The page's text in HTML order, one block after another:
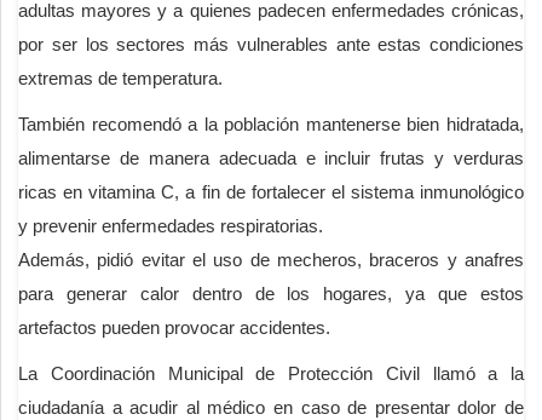
adultas mayores y a quienes padecen enfermedades crónicas,
por ser los sectores más vulnerables ante estas condiciones
extremas de temperatura.
También recomendó a la población mantenerse bien hidratada,
alimentarse de manera adecuada e incluir frutas y verduras
ricas en vitamina C, a fin de fortalecer el sistema inmunológico
y prevenir enfermedades respiratorias.
Además, pidió evitar el uso de mecheros, braceros y anafres
para generar calor dentro de los hogares, ya que estos
artefactos pueden provocar accidentes.
La Coordinación Municipal de Protección Civil llamó a la
ciudadanía a acudir al médico en caso de presentar dolor de